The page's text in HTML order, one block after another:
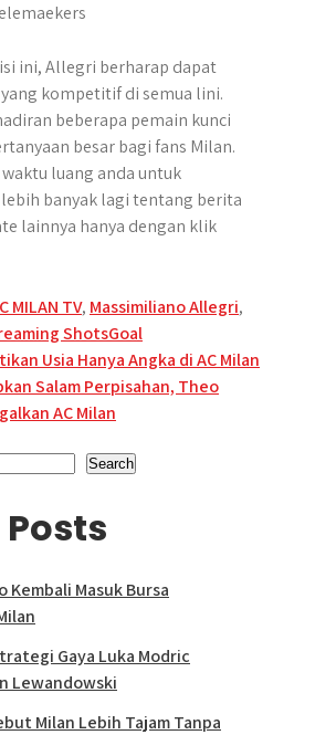
ini, Allegri berharap dapat
kompetitif di semua lini.
beberapa pemain kunci
besar bagi fans Milan.
luang anda untuk
banyak lagi tentang berita
lainnya hanya dengan klik
MILAN TV, Massimiliano Allegri,
ShotsGoal
Usia Hanya Angka di AC Milan
Salam Perpisahan, Theo
AC Milan
Search
Masuk Bursa
Gaya Luka Modric
Lewandowski
Milan Lebih Tajam Tanpa